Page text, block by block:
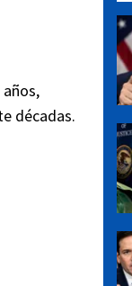
décadas.